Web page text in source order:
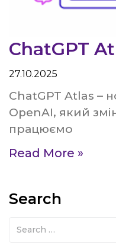
ChatGPT
27.10.2025
ChatGPT Atlas –
OpenAI, який
працюємо
Read More »
Search